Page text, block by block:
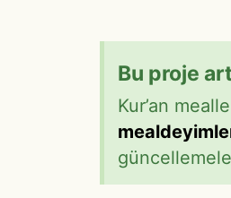
Bu proje
Kur’an